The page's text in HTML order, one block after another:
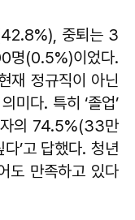
중퇴는 3
(0.5%)이었다.
재 정규직이 아닌
미다. 특히 ‘졸업’
의 74.5%(33만
’고 답했다. 청년
도 만족하고 있다